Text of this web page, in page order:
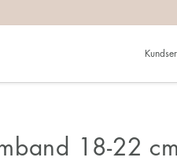
18-22 cm